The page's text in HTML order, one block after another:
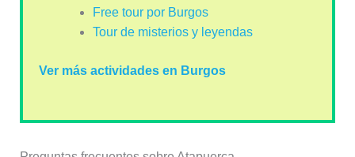
Free tour por Burgos
Tour de misterios y leyendas
Ver más actividades en Burgos